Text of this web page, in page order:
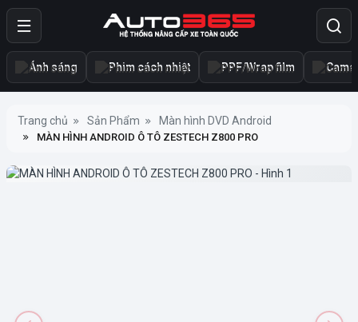
Ánh sáng Phim cách nhiệt PPF/Wrap film
Trang chủ Sản Phẩm Màn hình DVD Android
MÀN HÌNH ANDROID Ô TÔ ZESTECH Z800 PRO